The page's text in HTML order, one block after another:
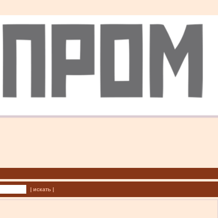
| искать |